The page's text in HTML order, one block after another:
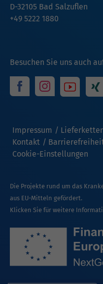
Besuchen Sie uns auch
Impressum
Kontakt
Cookie-Einstellungen
D-32105 Bad Salzuflen
+49 5222 1880
Die Projekte rund um das
aus EU-Mitteln gefördert.
Klicken Sie für weitere